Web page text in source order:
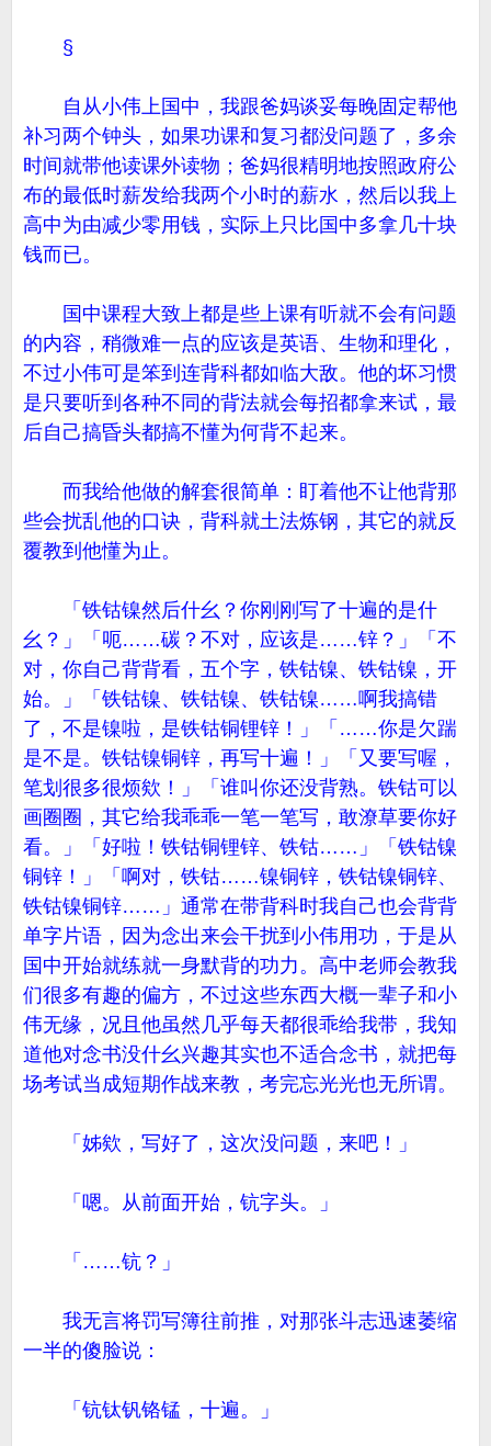
§
自从小伟上国中，我跟爸妈谈妥每晚固定帮他
补习两个钟头，如果功课和复习都没问题了，多余
时间就带他读课外读物；爸妈很精明地按照政府公
布的最低时薪发给我两个小时的薪水，然后以我上
高中为由减少零用钱，实际上只比国中多拿几十块
钱而已。
国中课程大致上都是些上课有听就不会有问题
的内容，稍微难一点的应该是英语、生物和理化，
不过小伟可是笨到连背科都如临大敌。他的坏习惯
是只要听到各种不同的背法就会每招都拿来试，最
后自己搞昏头都搞不懂为何背不起来。
而我给他做的解套很简单：盯着他不让他背那
些会扰乱他的口诀，背科就土法炼钢，其它的就反
覆教到他懂为止。
「铁钴镍然后什幺？你刚刚写了十遍的是什
幺？」「呃……碳？不对，应该是……锌？」「不
对，你自己背背看，五个字，铁钴镍、铁钴镍，开
始。」「铁钴镍、铁钴镍、铁钴镍……啊我搞错
了，不是镍啦，是铁钴铜锂锌！」「……你是欠踹
是不是。铁钴镍铜锌，再写十遍！」「又要写喔，
笔划很多很烦欸！」「谁叫你还没背熟。铁钴可以
画圈圈，其它给我乖乖一笔一笔写，敢潦草要你好
看。」「好啦！铁钴铜锂锌、铁钴……」「铁钴镍
铜锌！」「啊对，铁钴……镍铜锌，铁钴镍铜锌、
铁钴镍铜锌……」通常在带背科时我自己也会背背
单字片语，因为念出来会干扰到小伟用功，于是从
国中开始就练就一身默背的功力。高中老师会教我
们很多有趣的偏方，不过这些东西大概一辈子和小
伟无缘，况且他虽然几乎每天都很乖给我带，我知
道他对念书没什幺兴趣其实也不适合念书，就把每
场考试当成短期作战来教，考完忘光光也无所谓。
「姊欸，写好了，这次没问题，来吧！」
「嗯。从前面开始，钪字头。」
「……钪？」
我无言将罚写簿往前推，对那张斗志迅速萎缩
一半的傻脸说：
「钪钛钒铬锰，十遍。」